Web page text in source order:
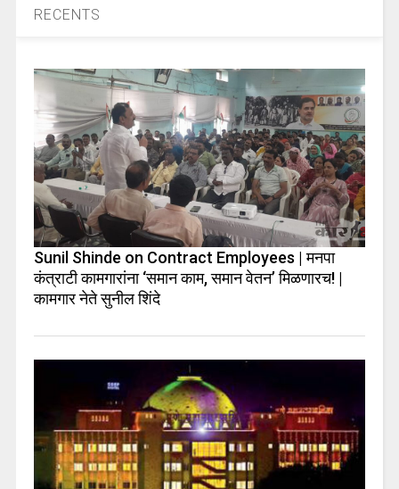
RECENTS
Sunil Shinde on Contract Employees | मनपा
कंत्राटी कामगारांना ‘समान काम, समान वेतन’ मिळणारच! |
कामगार नेते सुनील शिंदे